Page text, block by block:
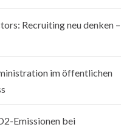
Recruiting neu denken –
im öffentlichen
Emissionen bei